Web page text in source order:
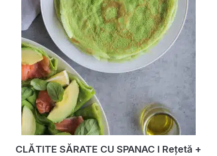
CLĂTITE SĂRATE CU SPANAC I Rețetă +